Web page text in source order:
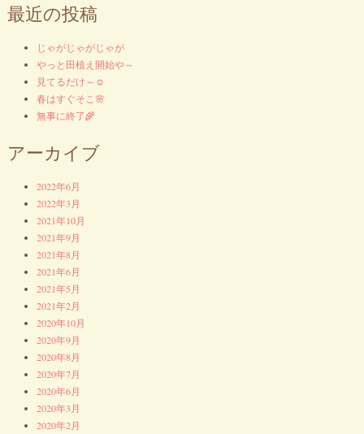
最近の投稿
じゃがじゃがじゃが
やっと田植え開始や～
見てるだけ～☺
春はすぐそこ🌸
無事に終了🌾
アーカイブ
2022年6月
2022年3月
2021年10月
2021年9月
2021年8月
2021年6月
2021年5月
2021年2月
2020年10月
2020年9月
2020年8月
2020年7月
2020年6月
2020年3月
2020年2月